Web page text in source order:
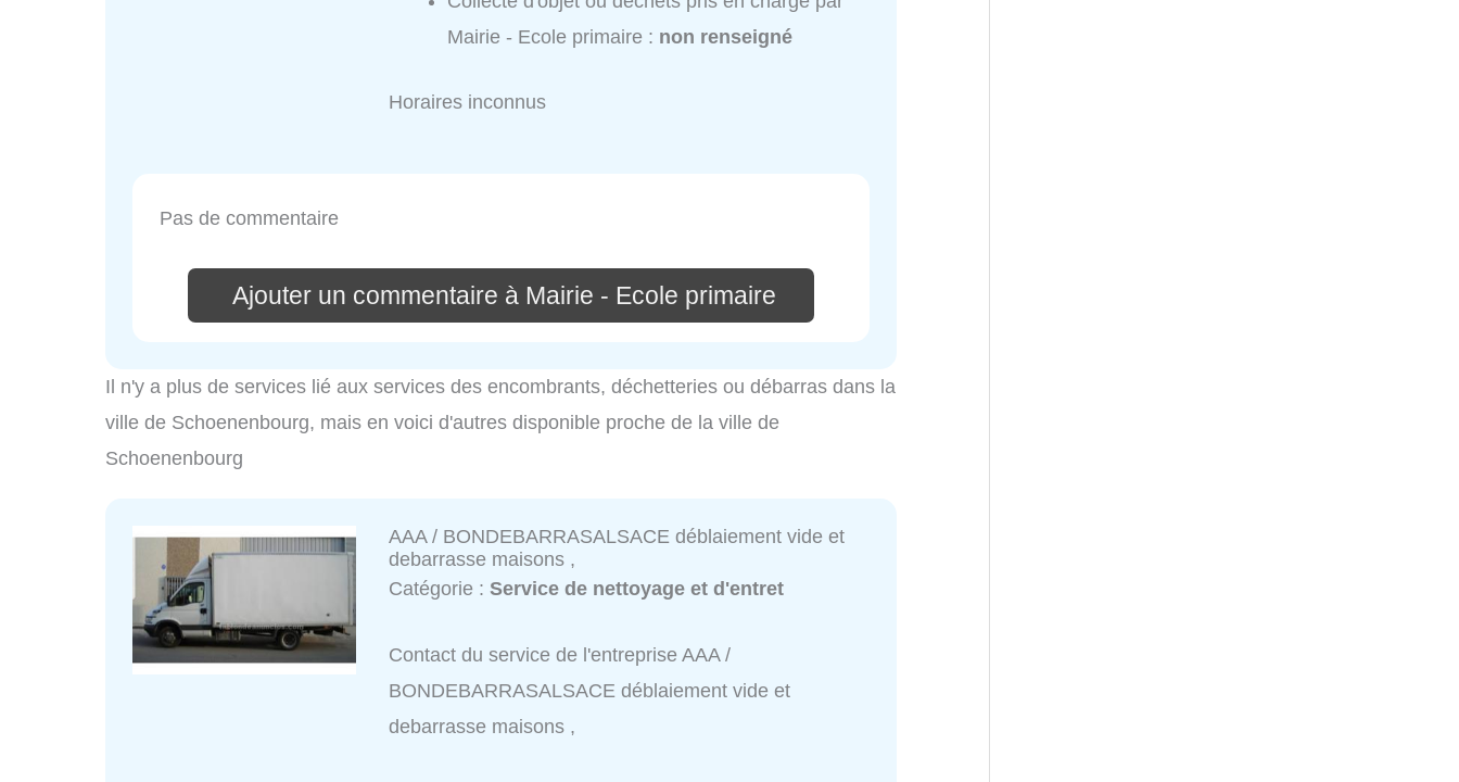
Mairie - Ecole primaire : non renseigné
Horaires inconnus
Pas de commentaire
Ajouter un commentaire à Mairie - Ecole primaire
Il n'y a plus de services lié aux services des encombrants, déchetteries ou débarras dans la
ville de Schoenenbourg, mais en voici d'autres disponible proche de la ville de
Schoenenbourg
AAA / BONDEBARRASALSACE déblaiement vide et
debarrasse maisons ,
Catégorie :Service de nettoyage et d'entret
Contact du service de l'entreprise AAA /
BONDEBARRASALSACE déblaiement vide et
debarrasse maisons ,